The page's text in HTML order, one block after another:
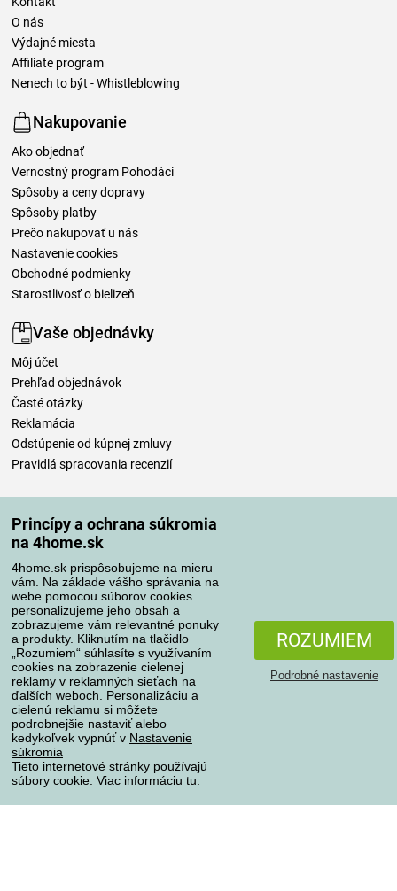
Princípy a ochrana súkromia
na 4home.sk
4home.sk prispôsobujeme na mieru
vám. Na základe vášho správania na
webe pomocou súborov cookies
personalizujeme jeho obsah a
zobrazujeme vám relevantné ponuky
a produkty. Kliknutím na tlačidlo
„Rozumiem“ súhlasíte s využívaním
cookies na zobrazenie cielenej
reklamy v reklamných sieťach na
ďalších weboch. Personalizáciu a
cielenú reklamu si môžete
podrobnejšie nastaviť alebo
kedykoľvek vypnúť v Nastavenie
súkromia
Tieto internetové stránky používajú
súbory cookie. Viac informáciu tu
ROZUMIEM
Podrobné nastavenie
O nás
Výdajné miesta
Affiliate program
Nenech to být - Whistleblowing
Nakupovanie
Ako objednať
Vernostný program Pohodáci
Spôsoby a ceny dopravy
Spôsoby platby
Prečo nakupovať u nás
Nastavenie cookies
Obchodné podmienky
Starostlivosť o bielizeň
Vaše objednávky
Môj účet
Prehľad objednávok
Časté otázky
Reklamácia
Odstúpenie od kúpnej zmluvy
Pravidlá spracovania recenzií
Spôsoby platby
Spoľahlivý obchod